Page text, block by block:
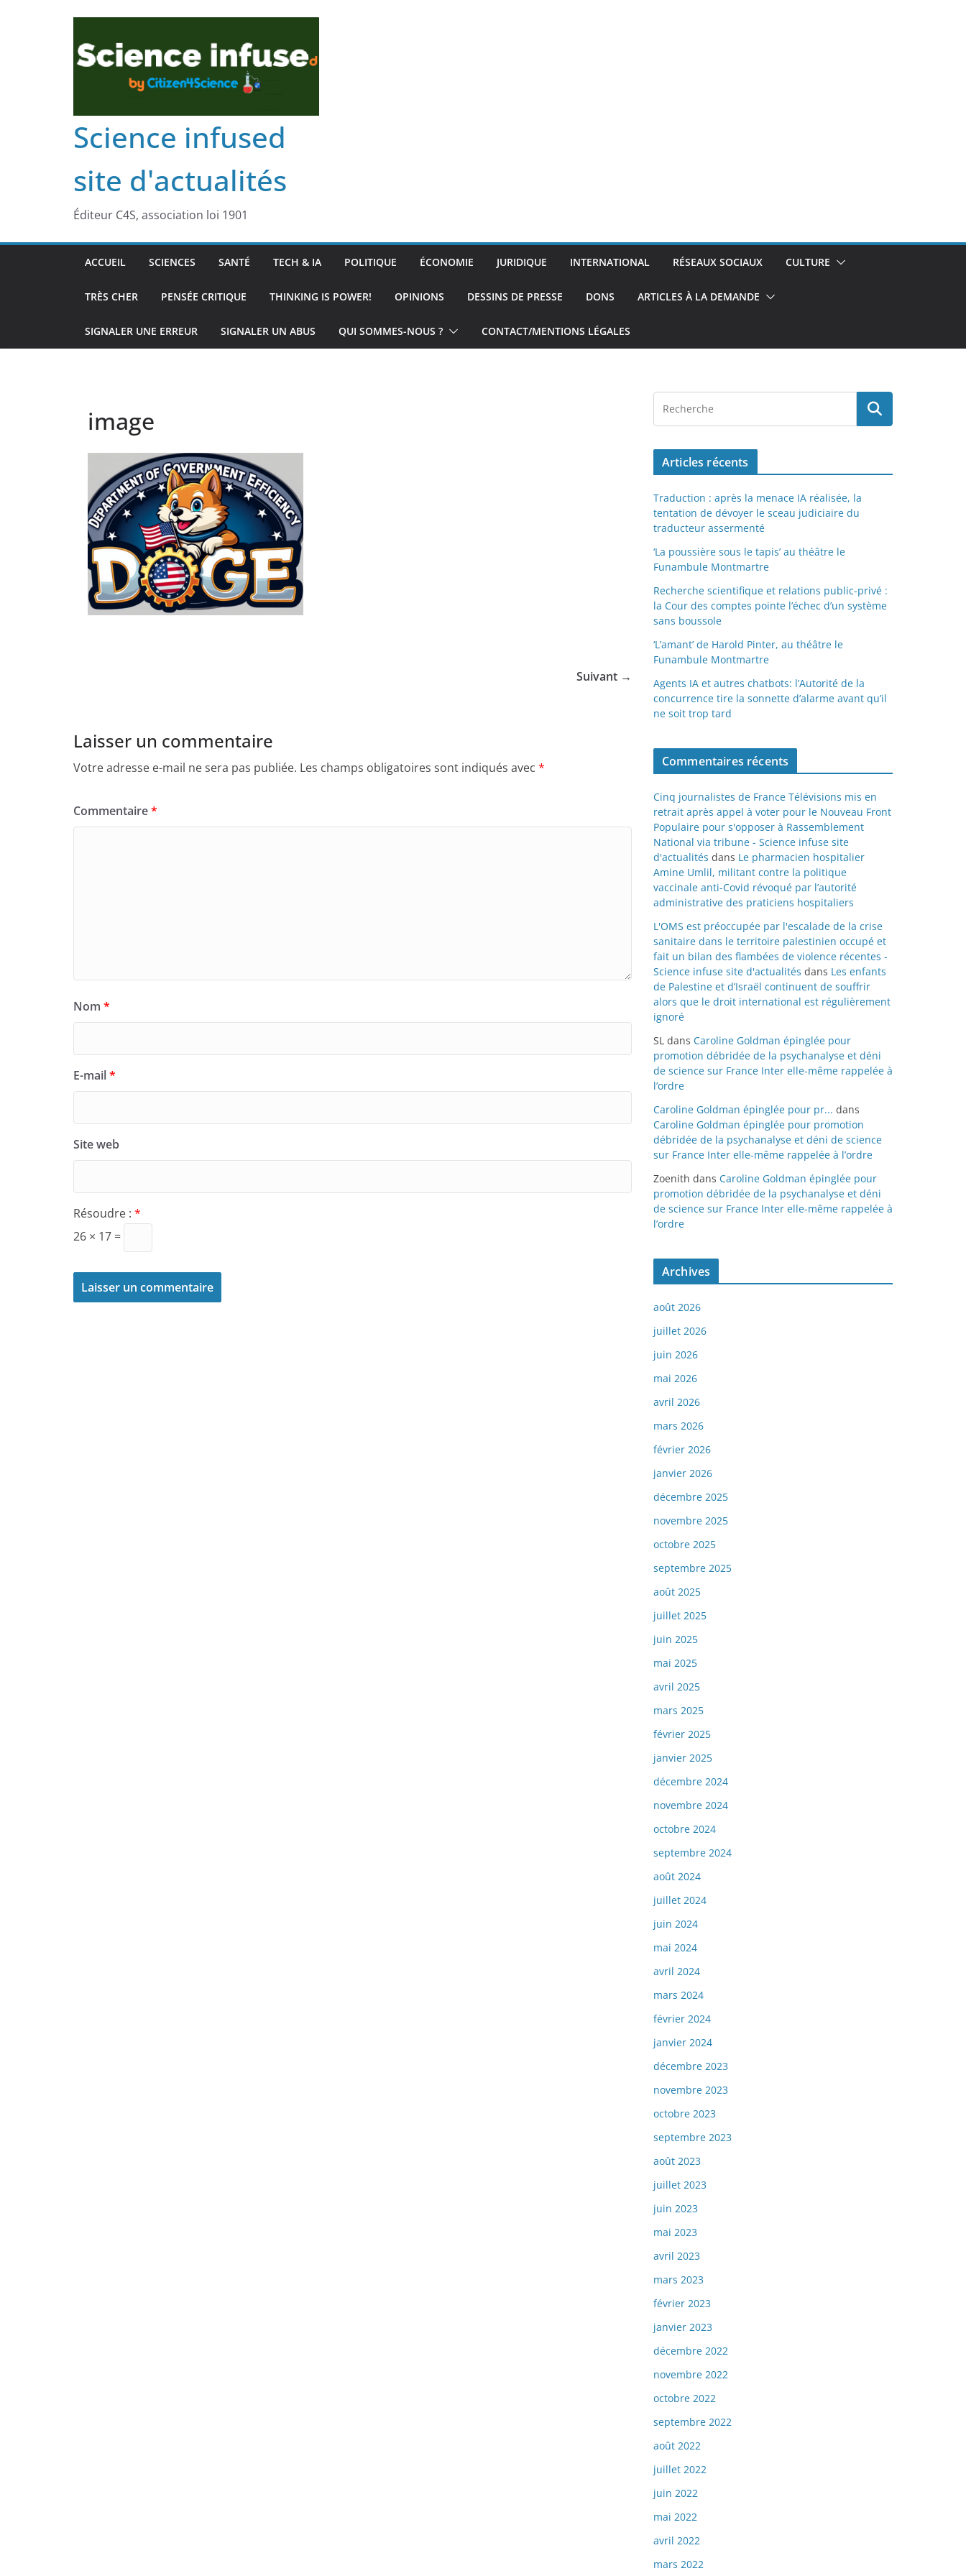
Science infused
site d'actualités
Éditeur C4S, association loi 1901
ACCUEIL SCIENCES SANTÉ TECH & IA POLITIQUE ÉCONOMIE JURIDIQUE INTERNATIONAL RÉSEAUX SOCIAUX CULTURE
TRÈS CHER PENSÉE CRITIQUE THINKING IS POWER! OPINIONS DESSINS DE PRESSE DONS ARTICLES À LA DEMANDE
SIGNALER UNE ERREUR SIGNALER UN ABUS QUI SOMMES-NOUS ? CONTACT/MENTIONS LÉGALES
image
Suivant →
Laisser un commentaire
Votre adresse e-mail ne sera pas publiée. Les champs obligatoires sont indiqués avec *
Commentaire*
Nom *
E-mail*
Site web
Résoudre : *
26 × 17 =
Articles récents
Traduction : après la menace IA réalisée, la
tentation de dévoyer le sceau judiciaire du
traducteur assermenté
‘La poussière sous le tapis’ au théâtre le
Funambule Montmartre
Recherche scientifique et relations public-privé :
la Cour des comptes pointe l’échec d’un système
sans boussole
‘L’amant’ de Harold Pinter, au théâtre le
Funambule Montmartre
Agents IA et autres chatbots: l’Autorité de la
concurrence tire la sonnette d’alarme avant qu’il
ne soit trop tard
Commentaires récents
Cinq journalistes de France Télévisions mis en
retrait après appel à voter pour le Nouveau Front
Populaire pour s'opposer à Rassemblement
National via tribune - Science infuse site
d'actualités dans Le pharmacien hospitalier
Amine Umlil, militant contre la politique
vaccinale anti-Covid révoqué par l’autorité
administrative des praticiens hospitaliers
L'OMS est préoccupée par l'escalade de la crise
sanitaire dans le territoire palestinien occupé et
fait un bilan des flambées de violence récentes -
Science infuse site d'actualités dans Les enfants
de Palestine et d’Israël continuent de souffrir
alors que le droit international est régulièrement
ignoré
SL dans Caroline Goldman épinglée pour
promotion débridée de la psychanalyse et déni
de science sur France Inter elle-même rappelée à
l’ordre
Caroline Goldman épinglée pour pr... dans
Caroline Goldman épinglée pour promotion
débridée de la psychanalyse et déni de science
sur France Inter elle-même rappelée à l’ordre
Zoenith dans Caroline Goldman épinglée pour
promotion débridée de la psychanalyse et déni
de science sur France Inter elle-même rappelée à
l’ordre
Archives
août 2026
juillet 2026
juin 2026
mai 2026
avril 2026
mars 2026
février 2026
janvier 2026
décembre 2025
novembre 2025
octobre 2025
septembre 2025
août 2025
juillet 2025
juin 2025
mai 2025
avril 2025
mars 2025
février 2025
janvier 2025
décembre 2024
novembre 2024
octobre 2024
septembre 2024
août 2024
juillet 2024
juin 2024
mai 2024
avril 2024
mars 2024
février 2024
janvier 2024
décembre 2023
novembre 2023
octobre 2023
septembre 2023
août 2023
juillet 2023
juin 2023
mai 2023
avril 2023
mars 2023
février 2023
janvier 2023
décembre 2022
novembre 2022
octobre 2022
septembre 2022
août 2022
juillet 2022
juin 2022
mai 2022
avril 2022
mars 2022